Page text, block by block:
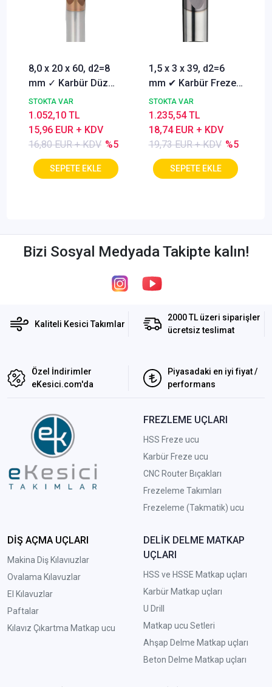
8,0 x 20 x 60, d2=8
mm ✓ Karbür Düz
Freze, Parmak freze
ucu Z=4,TiSiN
Kaplamalı
STOKTA VAR
16,80 EUR + KDV %5
15,96 EUR + KDV
1.052,10 TL
1,5 x 3 x 39, d2=6
mm ✔ Karbür Freze
ucu, Z=3, Kaplamalı,
30°
STOKTA VAR
19,73 EUR + KDV %5
18,74 EUR + KDV
1.235,54 TL
Bizi Sosyal Medyada Takipte kalın!
Kaliteli Kesici Takımlar
2000 TL üzeri siparişler
ücretsiz teslimat
Özel İndirimler
eKesici.com'da
Piyasadaki en iyi fiyat /
performans
FREZLEME UÇLARI
HSS Freze ucu
Karbür Freze ucu
CNC Router Bıçakları
Frezeleme Takımları
Frezeleme (Takmatik) ucu
DİŞ AÇMA UÇLARI
Makina Diş Kılavıuzlar
Ovalama Kılavuzlar
El Kılavuzlar
Paftalar
Kılavız Çıkartma Matkap ucu
DELİK DELME MATKAP
UÇLARI
HSS ve HSSE Matkap uçları
Karbür Matkap uçları
U Drill
Matkap ucu Setleri
Ahşap Delme Matkap uçları
Beton Delme Matkap uçları